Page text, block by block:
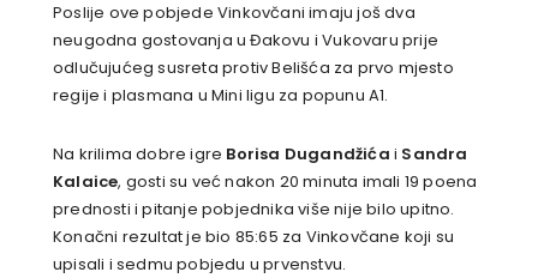
Poslije ove pobjede Vinkovčani imaju još dva
neugodna gostovanja u Đakovu i Vukovaru prije
odlučujućeg susreta protiv Belišća za prvo mjesto
regije i plasmana u Mini ligu za popunu A1.
Na krilima dobre igre Borisa Dugandžića i Sandra
Kalaice, gosti su već nakon 20 minuta imali 19 poena
prednosti i pitanje pobjednika više nije bilo upitno.
Konačni rezultat je bio 85:65 za Vinkovčane koji su
upisali i sedmu pobjedu u prvenstvu.